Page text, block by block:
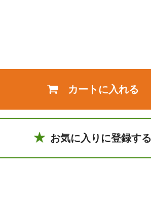
カートに入れる
お気に入りに登録する